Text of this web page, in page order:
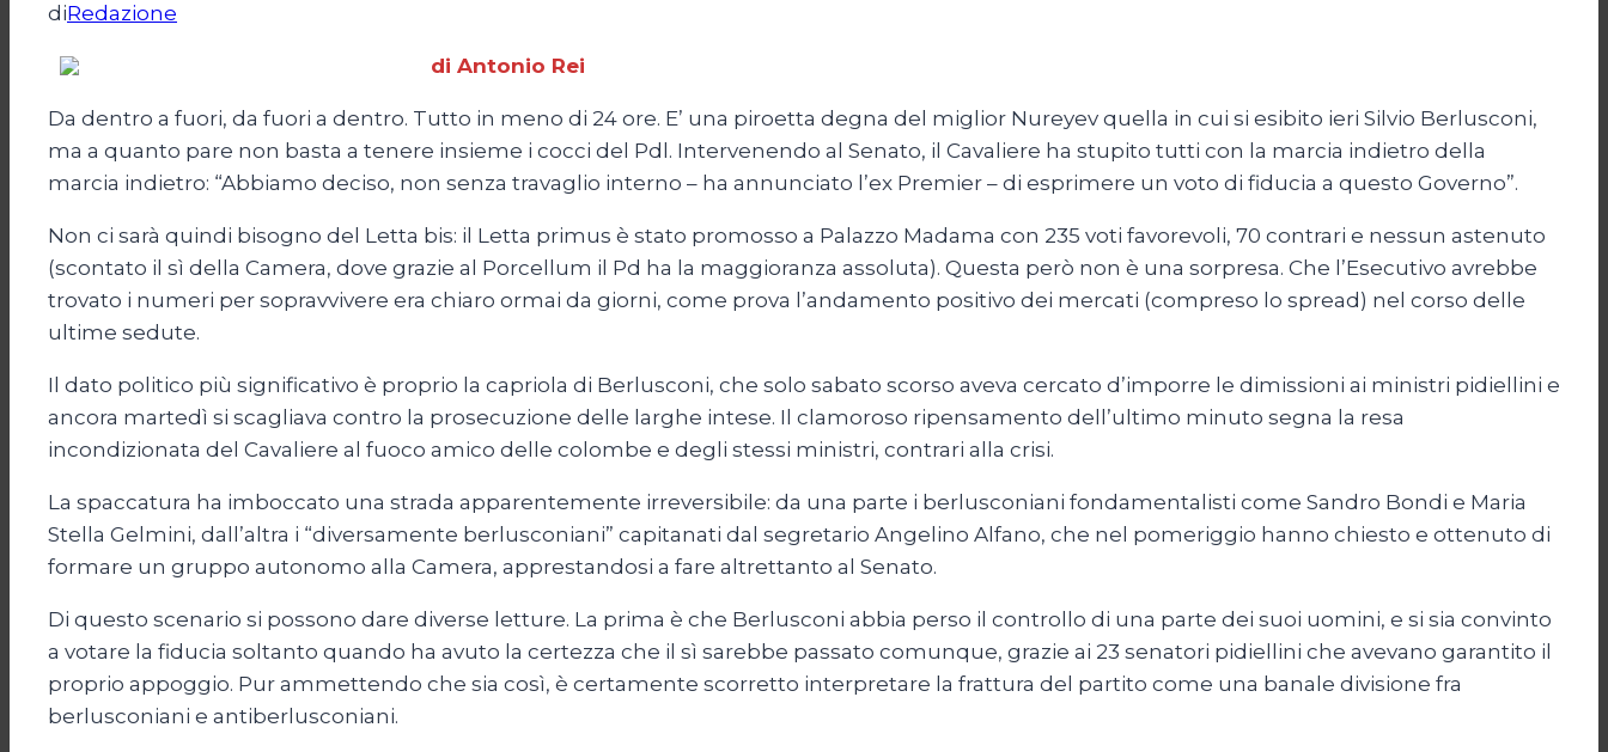
diRedazione
di Antonio Rei
Da dentro a fuori, da fuori a dentro. Tutto in meno di 24 ore. E’ una piroetta degna del miglior Nureyev quella in cui si esibito ieri Silvio Berlusconi,
ma a quanto pare non basta a tenere insieme i cocci del Pdl. Intervenendo al Senato, il Cavaliere ha stupito tutti con la marcia indietro della
marcia indietro: “Abbiamo deciso, non senza travaglio interno – ha annunciato l’ex Premier – di esprimere un voto di fiducia a questo Governo”.
Non ci sarà quindi bisogno del Letta bis: il Letta primus è stato promosso a Palazzo Madama con 235 voti favorevoli, 70 contrari e nessun astenuto
(scontato il sì della Camera, dove grazie al Porcellum il Pd ha la maggioranza assoluta). Questa però non è una sorpresa. Che l’Esecutivo avrebbe
trovato i numeri per sopravvivere era chiaro ormai da giorni, come prova l’andamento positivo dei mercati (compreso lo spread) nel corso delle
ultime sedute.
Il dato politico più significativo è proprio la capriola di Berlusconi, che solo sabato scorso aveva cercato d’imporre le dimissioni ai ministri pidiellini e
ancora martedì si scagliava contro la prosecuzione delle larghe intese. Il clamoroso ripensamento dell’ultimo minuto segna la resa
incondizionata del Cavaliere al fuoco amico delle colombe e degli stessi ministri, contrari alla crisi.
La spaccatura ha imboccato una strada apparentemente irreversibile: da una parte i berlusconiani fondamentalisti come Sandro Bondi e Maria
Stella Gelmini, dall’altra i “diversamente berlusconiani” capitanati dal segretario Angelino Alfano, che nel pomeriggio hanno chiesto e ottenuto di
formare un gruppo autonomo alla Camera, apprestandosi a fare altrettanto al Senato.
Di questo scenario si possono dare diverse letture. La prima è che Berlusconi abbia perso il controllo di una parte dei suoi uomini, e si sia convinto
a votare la fiducia soltanto quando ha avuto la certezza che il sì sarebbe passato comunque, grazie ai 23 senatori pidiellini che avevano garantito il
proprio appoggio. Pur ammettendo che sia così, è certamente scorretto interpretare la frattura del partito come una banale divisione fra
berlusconiani e antiberlusconiani.